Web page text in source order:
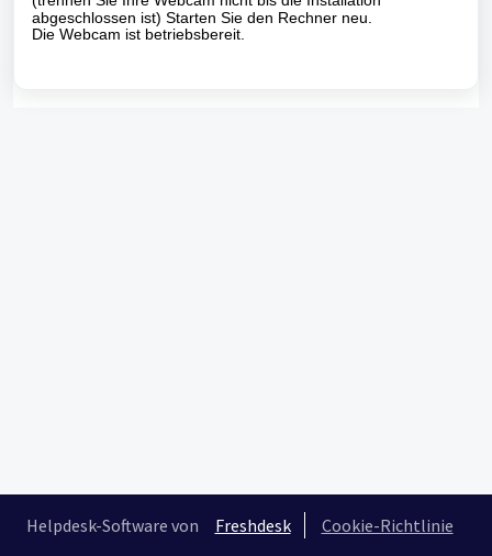
abgeschlossen ist) Starten Sie den Rechner neu.
Die Webcam ist betriebsbereit.
Helpdesk-Software von Freshdesk Cookie-Richtlinie